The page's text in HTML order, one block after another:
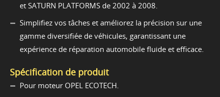
et SATURN PLATFORMS de 2002 à 2008.
Simplifiez vos tâches et améliorez la précision sur une
gamme diversifiée de véhicules, garantissant une
expérience de réparation automobile fluide et efficace.
Spécification de produit
Pour moteur OPEL ECOTECH.